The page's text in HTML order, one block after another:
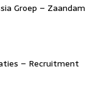
Groep – Zaandam
– Recruitment